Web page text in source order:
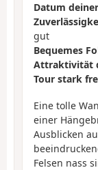
Datum
gut
Bequemes
Attraktivität
Tour stark
Eine tolle
einer
Ausblicken
Felsen nass